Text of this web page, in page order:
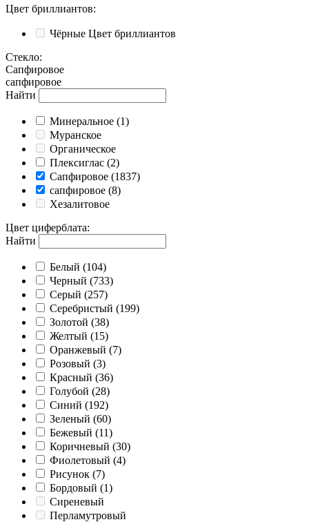
Цвет бриллиантов:
Чёрные Цвет бриллиантов
Стекло:
Сапфировое
сапфировое
Найти
Минеральное (1)
Муранское
Органическое
Плексиглас (2)
Сапфировое (1837)
сапфировое (8)
Хезалитовое
Цвет циферблата:
Найти
Белый (104)
Черный (733)
Серый (257)
Серебристый (199)
Золотой (38)
Желтый (15)
Оранжевый (7)
Розовый (3)
Красный (36)
Голубой (28)
Синий (192)
Зеленый (60)
Бежевый (11)
Коричневый (30)
Фиолетовый (4)
Рисунок (7)
Бордовый (1)
Сиреневый
Перламутровый